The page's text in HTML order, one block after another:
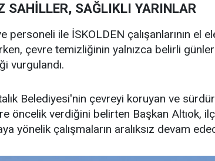
SAHİLLER, SAĞLIKLI YARINLAR
personeli ile İSKOLDEN çalışanlarının el
çevre temizliğinin yalnızca belirli
vurgulandı.
Belediyesi'nin çevreyi koruyan ve
öncelik verdiğini belirten Başkan Altıok,
yönelik çalışmaların aralıksız devam